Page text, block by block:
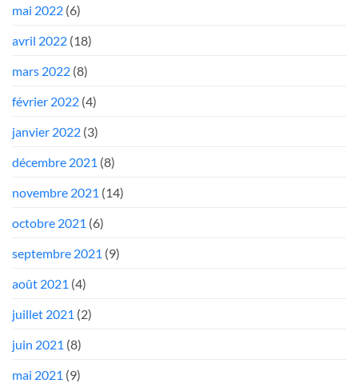
mai 2022 (6)
avril 2022 (18)
mars 2022 (8)
février 2022 (4)
janvier 2022 (3)
décembre 2021 (8)
novembre 2021 (14)
octobre 2021 (6)
septembre 2021 (9)
août 2021 (4)
juillet 2021 (2)
juin 2021 (8)
mai 2021 (9)